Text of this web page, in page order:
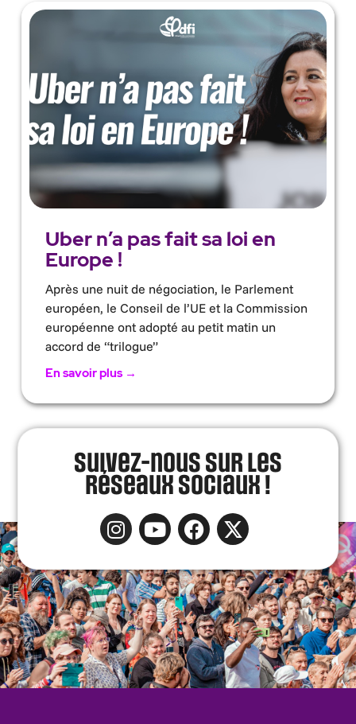
Uber n’a pas fait sa loi en
Europe !
Après une nuit de négociation, le Parlement
européen, le Conseil de l’UE et la Commission
européenne ont adopté au petit matin un
accord de “trilogue”
En savoir plus →
Suivez-nous sur les
réseaux sociaux !